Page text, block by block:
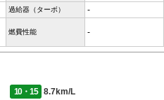
過給器（ターボ） -
燃費性能 -
10・15
8.7km/L